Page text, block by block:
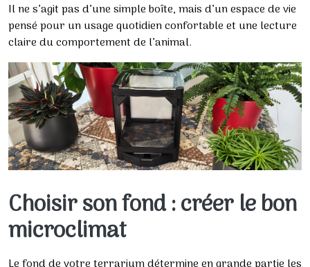
Il ne s’agit pas d’une simple boîte, mais d’un espace de vie
pensé pour un usage quotidien confortable et une lecture
claire du comportement de l’animal.
Choisir son fond : créer le bon
microclimat